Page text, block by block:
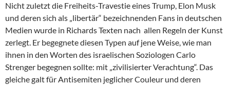
Nicht zuletzt die Freiheits-Travestie eines Trump, Elon Musk
und deren sich als „libertär“ bezeichnenden Fans in deutschen
Medien wurde in Richards Texten nach allen Regeln der Kunst
zerlegt. Er begegnete diesen Typen auf jene Weise, wie man
ihnen in den Worten des israelischen Soziologen Carlo
Strenger begegnen sollte: mit „zivilisierter Verachtung“. Das
gleiche galt für Antisemiten jeglicher Couleur und deren